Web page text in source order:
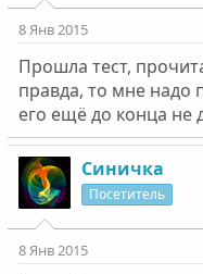
8 Янв 2015
Прошла тест,
правда, то мне надо
его ещё до конца не
Синичка
Посетитель
8 Янв 2015